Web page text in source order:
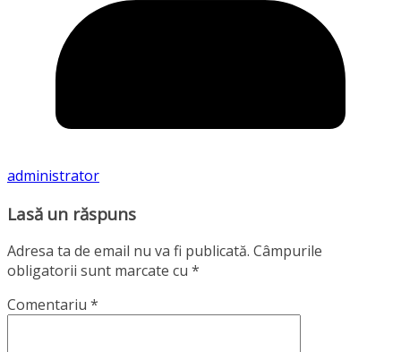
administrator
Lasă un răspuns
Adresa ta de email nu va fi publicată. Câmpurile
obligatorii sunt marcate cu *
Comentariu *